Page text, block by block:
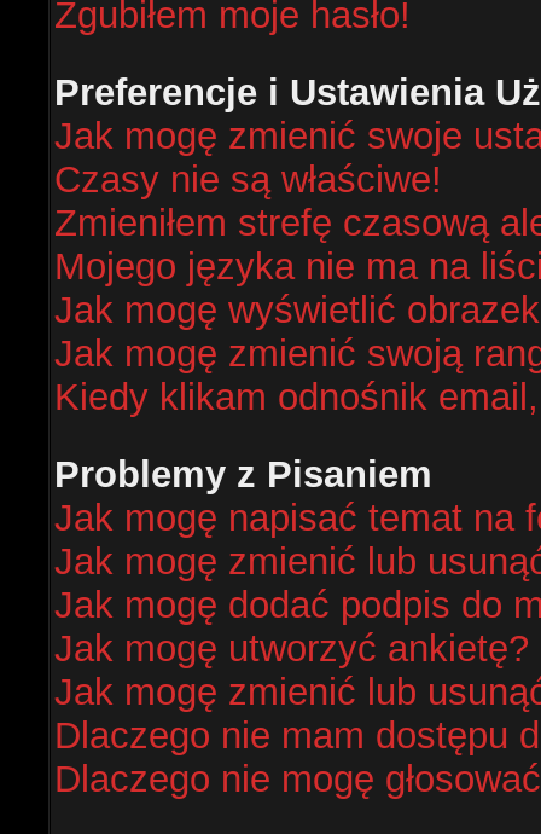
Zgubiłem moje hasło!
Preferencje i Ustawienia
Jak mogę zmienić swoje
Czasy nie są właściwe!
Zmieniłem strefę czasową
Mojego języka nie ma na
Jak mogę wyświetlić
Jak mogę zmienić swoją
Kiedy klikam odnośnik
Problemy z Pisaniem
Jak mogę napisać temat na
Jak mogę zmienić lub
Jak mogę dodać podpis do
Jak mogę utworzyć ankietę?
Jak mogę zmienić lub
Dlaczego nie mam dostępu
Dlaczego nie mogę